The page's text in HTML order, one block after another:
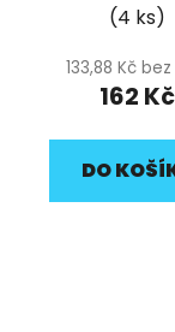
(4 ks)
133,88 Kč bez
162 Kč
DO